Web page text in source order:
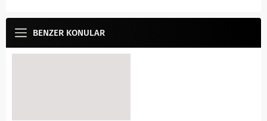
BENZER KONULAR